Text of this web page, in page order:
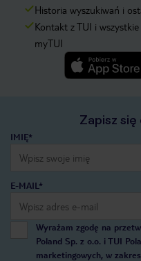
Historia wyszukiwań i
Kontakt z TUI i
myTUI
Zapisz
IMIĘ*
E-MAIL*
Wyrażam zgodę na
Poland Sp. z o.o. i TUI
marketingowych, w